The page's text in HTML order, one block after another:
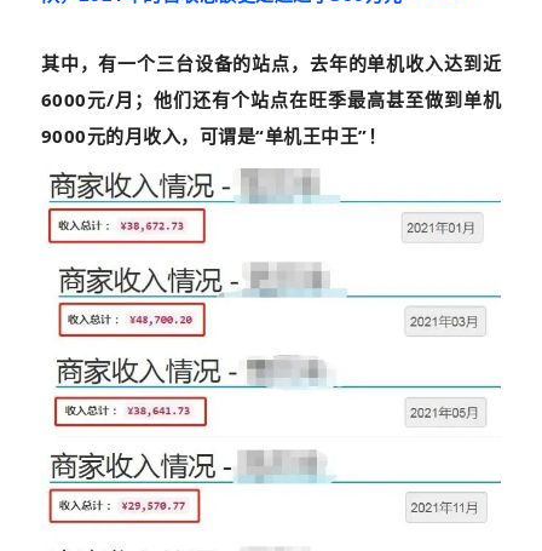
其中，有一个三台设备的站点，去年的单机收入达到近
6000元/月；他们还有个站点在旺季最高甚至做到单机
9000元的月收入，可谓是“单机王中王” ！